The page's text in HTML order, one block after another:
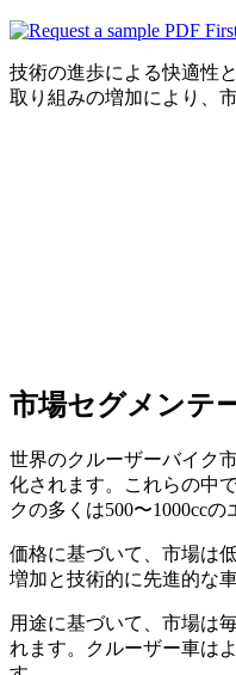
技術の進歩による快適性
取り組みの増加により、
市場セグメンテ
世界のクルーザーバイク
化されます。これらの中
クの多くは500〜1000cc
価格に基づいて、市場は
増加と技術的に先進的な
用途に基づいて、市場は
れます。クルーザー車は